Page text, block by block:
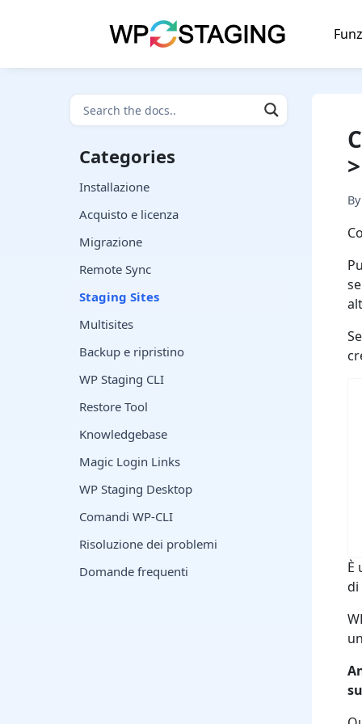
È
di
Categories
Installazione
Acquisto e licenza
Migrazione
Remote Sync
Staging Sites
Multisites
Backup e ripristino
WP Staging CLI
Restore Tool
Knowledgebase
Magic Login Links
WP Staging Desktop
Comandi WP-CLI
Risoluzione dei problemi
Domande frequenti